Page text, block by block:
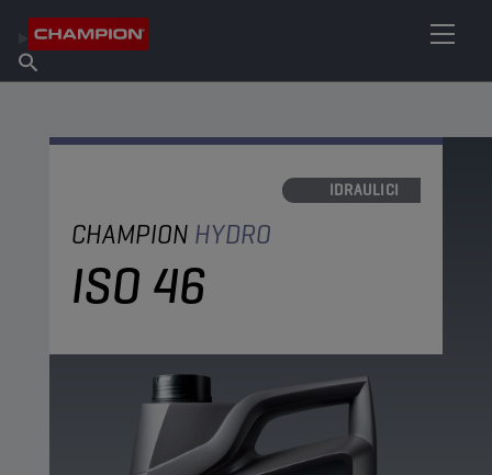
Informazioni su Champion
Trova un punto vendita
OLI IDRAULICI
CHAMPION HYDRO
ISO 46